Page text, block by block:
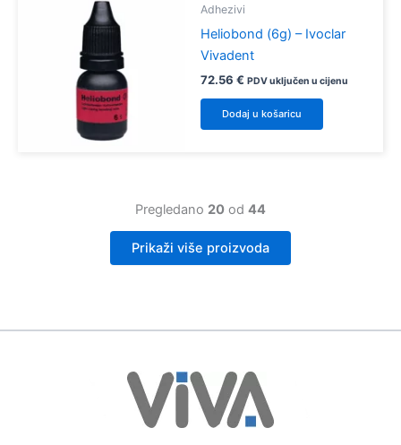
Adhezivi
Heliobond (6g) – Ivoclar
Vivadent
72.56 € PDV uključen u cijenu
Dodaj u košaricu
Pregledano 20 od 44
Prikaži više proizvoda